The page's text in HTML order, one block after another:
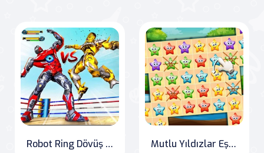
Robot Ring Dövüş Güreş Oyunları Mutlu Yıldızlar Eşleştirme 3